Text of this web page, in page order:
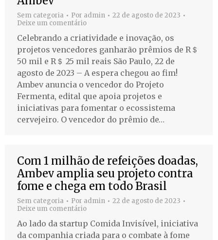
Sem categoria Por admin
22 de agosto de 2023
Deixe um comentário
Celebrando a criatividade e inovação, os
projetos vencedores ganharão prêmios de R＄
50 mil e R＄ 25 mil reais São Paulo, 22 de
agosto de 2023 – A espera chegou ao fim!
Ambev anuncia o vencedor do Projeto
Fermenta, edital que apoia projetos e
iniciativas para fomentar o ecossistema
cervejeiro. O vencedor do prêmio de…
Com 1 milhão de refeições doadas,
Ambev amplia seu projeto contra
fome e chega em todo Brasil
Sem categoria Por admin
22 de agosto de 2023
Deixe um comentário
Ao lado da startup Comida Invisível, iniciativa
da companhia criada para o combate à fome